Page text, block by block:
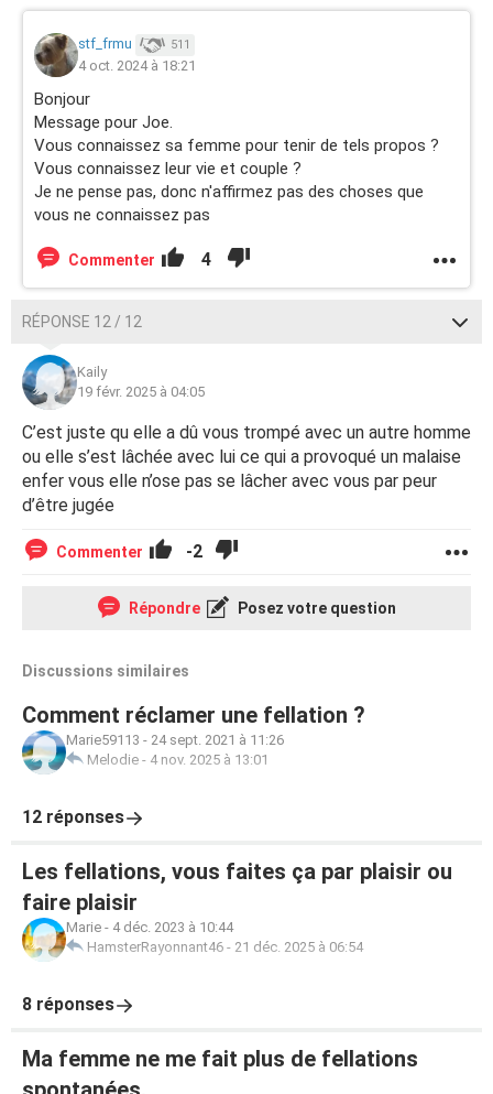
stf_frmu 511
4 oct. 2024 à 18:21
Bonjour
Message pour Joe.
Vous connaissez sa femme pour tenir de tels propos ?
Vous connaissez leur vie et couple ?
Je ne pense pas, donc n'affirmez pas des choses que
vous ne connaissez pas
Commenter 4
RÉPONSE 12 / 12
Kaily
19 févr. 2025 à 04:05
C’est juste qu elle a dû vous trompé avec un autre homme
ou elle s’est lâchée avec lui ce qui a provoqué un malaise
enfer vous elle n’ose pas se lâcher avec vous par peur
d’être jugée
Commenter -2
Répondre Posez votre question
Discussions similaires
Comment réclamer une fellation ?
Marie59113 - 24 sept. 2021 à 11:26
Melodie - 4 nov. 2025 à 13:01
12 réponses
Les fellations, vous faites ça par plaisir ou
faire plaisir
Marie - 4 déc. 2023 à 10:44
HamsterRayonnant46 - 21 déc. 2025 à 06:54
8 réponses
Ma femme ne me fait plus de fellations